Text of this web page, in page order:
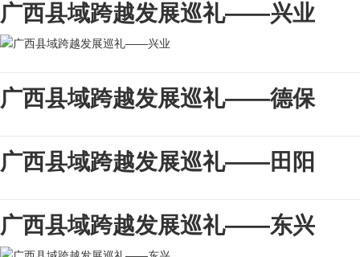
广西县域跨越发展巡礼——兴业
广西县域跨越发展巡礼——德保
广西县域跨越发展巡礼——田阳
广西县域跨越发展巡礼——东兴